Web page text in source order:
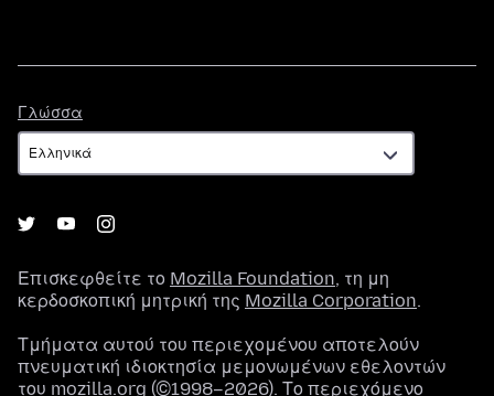
Γλώσσα
Επισκεφθείτε το Mozilla Foundation, τη μη
κερδοσκοπική μητρική της Mozilla Corporation.
Τμήματα αυτού του περιεχομένου αποτελούν
πνευματική ιδιοκτησία μεμονωμένων εθελοντών
του mozilla.org (©1998–2026). Το περιεχόμενο